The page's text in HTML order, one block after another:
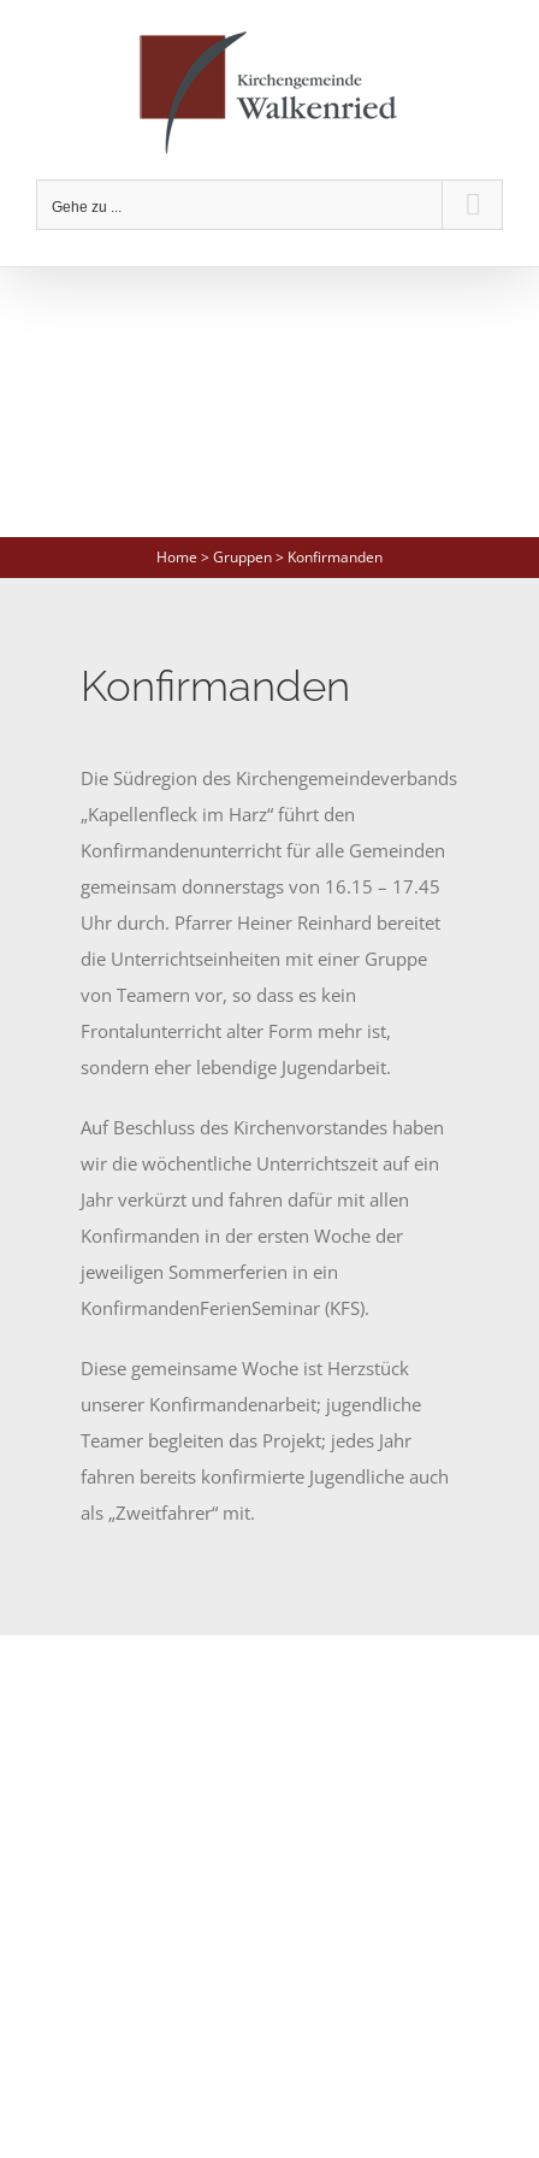
Gehe zu ...
Home > Gruppen > Konfirmanden
Konfirmanden
Die Südregion des Kirchengemeindeverbands
„Kapellenfleck im Harz“ führt den
Konfirmandenunterricht für alle Gemeinden
gemeinsam donnerstags von 16.15 – 17.45
Uhr durch. Pfarrer Heiner Reinhard bereitet
die Unterrichtseinheiten mit einer Gruppe
von Teamern vor, so dass es kein
Frontalunterricht alter Form mehr ist,
sondern eher lebendige Jugendarbeit.
Auf Beschluss des Kirchenvorstandes haben
wir die wöchentliche Unterrichtszeit auf ein
Jahr verkürzt und fahren dafür mit allen
Konfirmanden in der ersten Woche der
jeweiligen Sommerferien in ein
KonfirmandenFerienSeminar (KFS).
Diese gemeinsame Woche ist Herzstück
unserer Konfirmandenarbeit; jugendliche
Teamer begleiten das Projekt; jedes Jahr
fahren bereits konfirmierte Jugendliche auch
als „Zweitfahrer“ mit.